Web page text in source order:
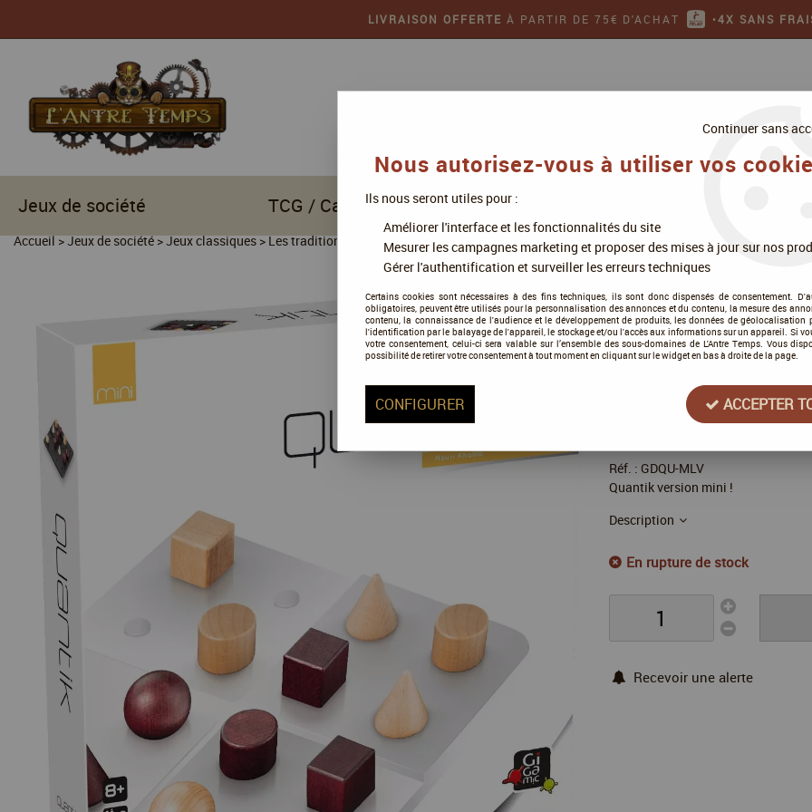
LIVRAISON OFFERTE À PARTIR DE 75€ D'ACHAT •4X SANS
Jeux de société TCG / Cartes à collectionner
Accueil>Jeux de société>Jeux classiques>Les traditionnels Quantik Mini
Gigamic
Quantik Mini
Soyez le premier à donner votre
€TTC
Réf. : GDQU-MLV
Quantik version mini !
Description
En rupture de stock
Recevoir une alerte
Continuer sans
Nous autorisez-vous à utiliser vos
Ils nous seront utiles pour :
Améliorer l'interface et les fonctionnalités du site
Mesurer les campagnes marketing et proposer des mises à jour sur nos
Gérer l'authentification et surveiller les erreurs techniques
Certains cookies sont nécessaires à des fins techniques, ils sont donc dispensés de consentement.
obligatoires, peuvent être utilisés pour la personnalisation des annonces et du contenu, la mesure des
contenu, la connaissance de l'audience et le développement de produits, les données de géolocalisation
l'identification par le balayage de l'appareil, le stockage et/ou l'accès aux informations sur un appareil. Si
votre consentement, celui-ci sera valable sur l’ensemble des sous-domaines de L'Antre Temps. Vous
possibilité de retirer votre consentement à tout moment en cliquant sur le widget en bas à droite de la page.
CONFIGURER ACCEPTER